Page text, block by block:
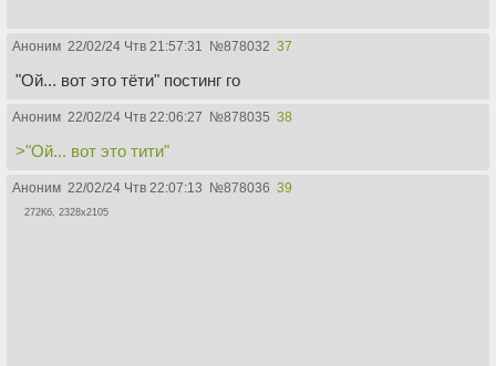
Аноним 22/02/24 Чтв 21:57:31 №878032 37
"Ой... вот это тёти" постинг го
Аноним 22/02/24 Чтв 22:06:27 №878035 38
>"Ой... вот это тити"
Аноним 22/02/24 Чтв 22:07:13 №878036 39
272Кб, 2328x2105